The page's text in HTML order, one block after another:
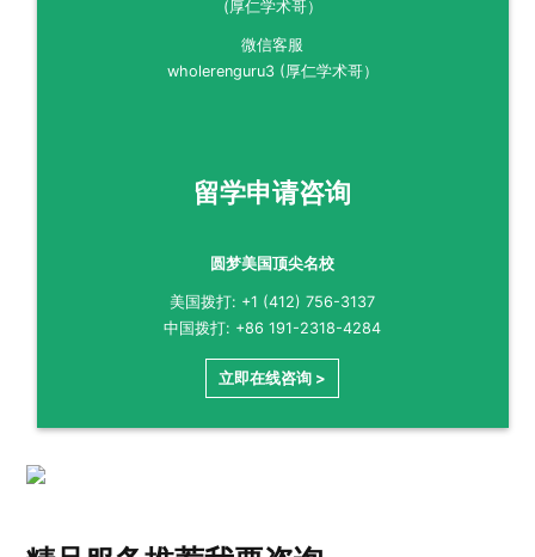
微信客服
wholerenguru3 (厚仁学术哥）
留学申请咨询
圆梦美国顶尖名校
美国拨打: +1 (412) 756-3137
中国拨打: +86 191-2318-4284
立即在线咨询 >